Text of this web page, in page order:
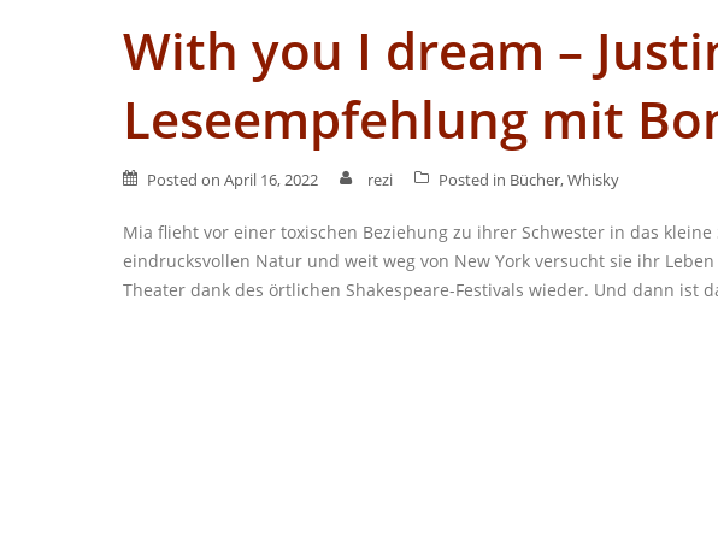
With you I dream –
Leseempfehlung mit
Posted on April 16, 2022 rezi Posted in Bücher,Whisky
Mia flieht vor einer toxischen Beziehung zu ihrer Schwester in das
eindrucksvollen Natur und weit weg von New York versucht sie ihr
Theater dank des örtlichen Shakespeare-Festivals wieder. Und dann ist